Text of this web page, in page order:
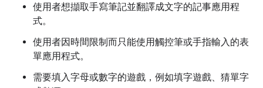
使用者想擷取手寫筆記並翻譯成文字的記事應用程
式。
使用者因時間限制而只能使用觸控筆或手指輸入的表
單應用程式。
需要填入字母或數字的遊戲，例如填字遊戲、猜單字